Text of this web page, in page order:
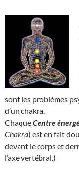
sont les problèmes
d’un chakra.
ChaqueCentre
Chakra) est en fait
devant le corps et
l’axe vertébral.)